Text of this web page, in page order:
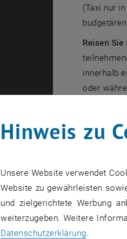
(Taxi nur
Reisen
innerhalb
oder
TU Wien -
PIC-
OID
Hinweis zu
Unsere Website verwendet
Website zu gewährleisten
und zielgerichtete Werbung
weiterzugeben. Weitere
Datenschutzerklärung.